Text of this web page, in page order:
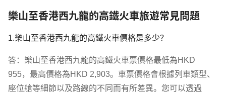
樂山至香港西九龍的高鐵火車旅遊常見問題
1.樂山至香港西九龍的高鐵火車價格是多少？
答：樂山至香港西九龍的高鐵火車票價格最低為HKD
955，最高價格為HKD 2,903。車票價格會根據列車類型、